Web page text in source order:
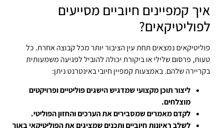
איך קמפיינים חיוביים מסייעים
לפוליטיקאים?
פוליטיקאים נמצאים תחת עין הציבור יותר מכל קבוצה אחרת. כל
טעות, פרסום שלילי או ביקורת יכולה להוביל לפגיעה משמעותית
בקריירה שלהם. באמצעות קמפיין חיובי באינטרנט ניתן:
ליצור תוכן מקצועי שמדגיש הישגים פוליטיים ופרויקטים
מוצלחים.
לקדם מאמרים שמסבירים את הערכים והחזון הפוליטי.
לשלב ראיונות חיוביים ותכנים שמציגים את הפוליטיקאי באור